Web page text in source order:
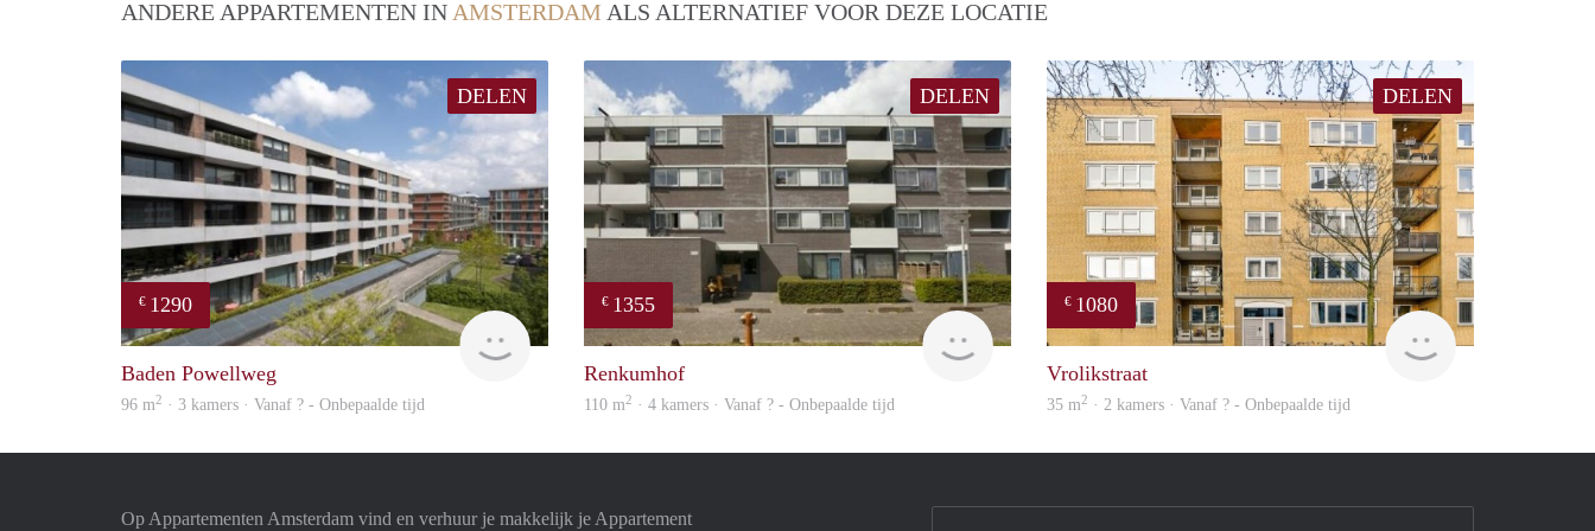
ANDERE APPARTEMENTEN IN AMSTERDAM ALS ALTERNATIEF VOOR DEZE LOCATIE
DELEN
€ 1290
finder
Baden Powellweg
96 m2 · 3 kamers · Vanaf ? - Onbepaalde tijd
DELEN
€ 1355
rent
Renkumhof
110 m2 · 4 kamers · Vanaf ? - Onbepaalde tijd
DELEN
€ 1080
finder
Vrolikstraat
35 m2 · 2 kamers · Vanaf ? - Onbepaalde tijd
Op Appartementen Amsterdam vind en verhuur je makkelijk je Appartement